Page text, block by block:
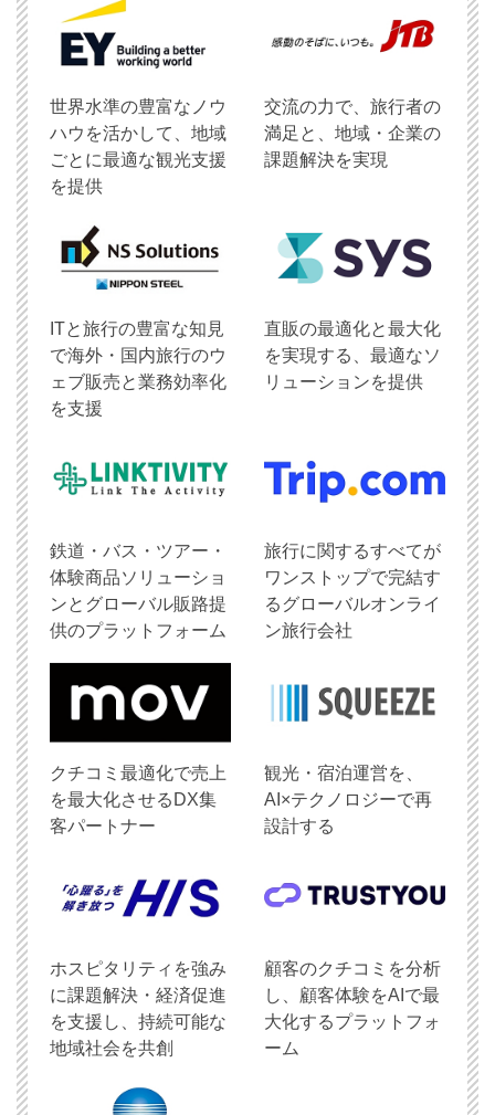
世界水準の豊富なノウ
ハウを活かして、地域
ごとに最適な観光支援
を提供
交流の力で、旅行者の
満足と、地域・企業の
課題解決を実現
ITと旅行の豊富な知見
で海外・国内旅行のウ
ェブ販売と業務効率化
を支援
直販の最適化と最大化
を実現する、最適なソ
リューションを提供
鉄道・バス・ツアー・
体験商品ソリューショ
ンとグローバル販路提
供のプラットフォーム
旅行に関するすべてが
ワンストップで完結す
るグローバルオンライ
ン旅行会社
クチコミ最適化で売上
を最大化させるDX集
客パートナー
観光・宿泊運営を、
AI×テクノロジーで再
設計する
ホスピタリティを強み
に課題解決・経済促進
を支援し、持続可能な
地域社会を共創
顧客のクチコミを分析
し、顧客体験をAIで最
大化するプラットフォ
ーム